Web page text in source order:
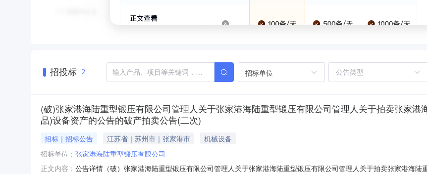
招投标 2 招标单位
(破)张家港海陆重型锻压有限公司管理人关于张家港海陆重型锻压有限公司管理人关于拍卖张家
品)设备资产的公告的破产拍卖公告(二次)
招标｜招标公告 江苏省｜苏州市｜张家港市
机械设备
招标单位： 张家港海陆重型锻压有限公司
正文内容： 公告详情（破）张家港海陆重型锻压有限公司管理人关于张家港海陆重型锻压有限公司管理人关于拍卖张家港海